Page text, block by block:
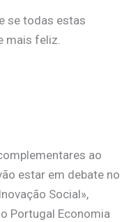
se todas estas
mais feliz.
ao
estar em debate no
Social»,
Portugal Economia